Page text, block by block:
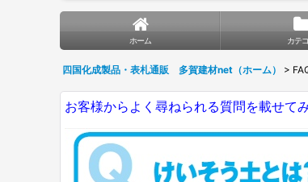
ホーム カテ
四国化成製品・表札通販 多賀建材net（ホーム） >
お客様からよく尋ねられる質問を載せてみ